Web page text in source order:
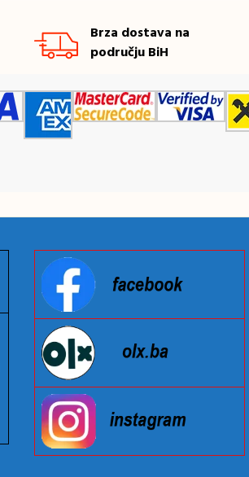
Brza dostava na
području BiH